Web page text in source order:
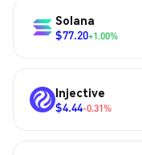
Solana
$77.20+1.00%
Injective
$4.44-0.31%